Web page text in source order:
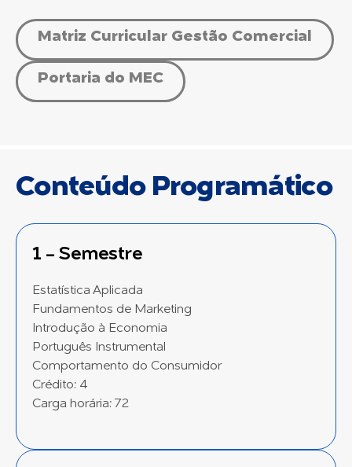
Matriz Curricular Gestão Comercial
Portaria do MEC
Conteúdo Programático
1 - Semestre
Estatística Aplicada
Fundamentos de Marketing
Introdução à Economia
Português Instrumental
Comportamento do Consumidor
Crédito: 4
Carga horária: 72